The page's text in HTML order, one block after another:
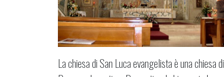
La chiesa di San Luca evangelista è una chiesa di